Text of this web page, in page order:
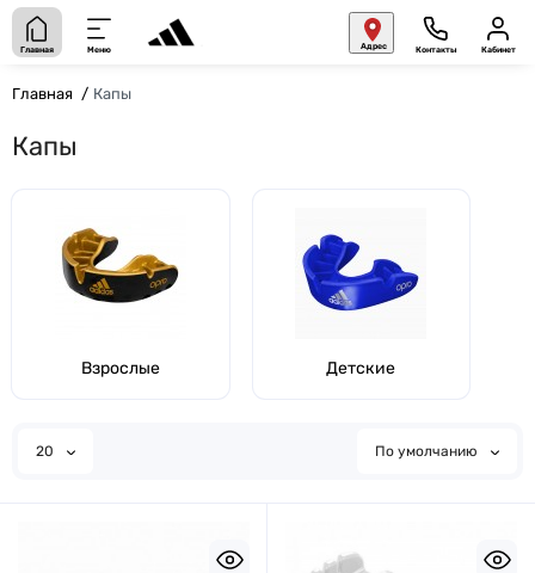
Главная Меню Адрес Контакты Кабинет
Главная Капы
Капы
Взрослые Детские
20 По умолчанию